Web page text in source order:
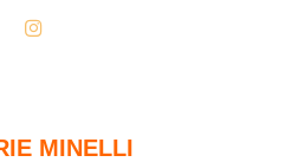
MINELLI